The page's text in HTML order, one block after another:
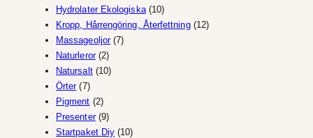
produkter
Hydrolater Ekologiska 1010
produkter
Kropp, Hårrengöring, Återfettning 1212
Massageoljor 77
Naturleror 22
produkter
Natursalt 1010
Örter 77
produkter
Pigment 22
produkter
Presenter 99
produkter
Startpaket Diy 1010